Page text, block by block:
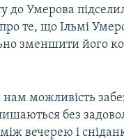
до Умерова
те, що Ільмі
зменшити його
можливість
без
вечерею і